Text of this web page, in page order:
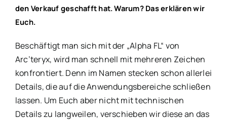
den Verkauf geschafft hat. Warum? Das erklären wir
Euch.
Beschäftigt man sich mit der „Alpha FL“ von
Arc’teryx, wird man schnell mit mehreren Zeichen
konfrontiert. Denn im Namen stecken schon allerlei
Details, die auf die Anwendungsbereiche schließen
lassen. Um Euch aber nicht mit technischen
Details zu langweilen, verschieben wir diese an das